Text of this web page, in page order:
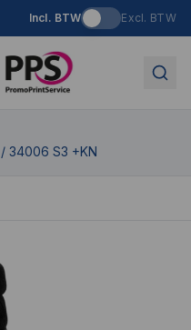
Incl. BTW Excl. BTW
34006 S3 +KN